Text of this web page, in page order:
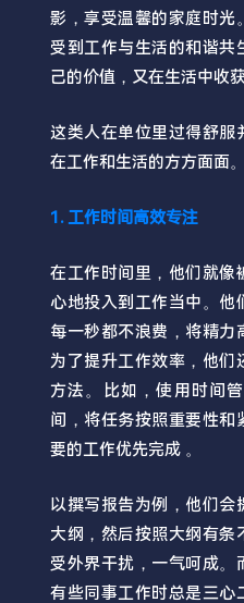
影，享受温馨的家庭时光
受到工作与生活的和谐共
己的价值，又在生活中收
这类人在单位里过得舒服
在工作和生活的方方面面。
1. 工作时间高效专注
在工作时间里，他们就像
心地投入到工作当中。他
每一秒都不浪费，将精力
为了提升工作效率，他们
方法。比如，使用时间
间，将任务按照重要性和
要的工作优先完成 。
以撰写报告为例，他们会
大纲，然后按照大纲有条
受外界干扰，一气呵成。
有些同事工作时总是三心